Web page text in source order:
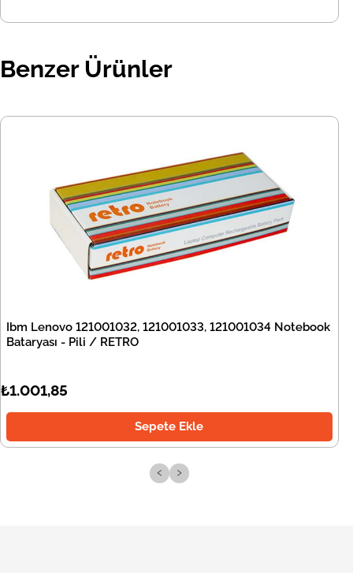
Benzer Ürünler
Ibm Lenovo 121001032, 121001033, 121001034 Notebook
Bataryası - Pili / RETRO
₺1.001,85
Sepete Ekle
‹ ›